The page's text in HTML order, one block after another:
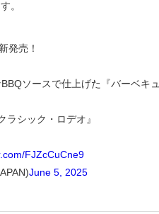
。
発売！
ソースで仕上げた『バーベキュ
シック・ロデオ』
FJZcCuCne9
June 5, 2025